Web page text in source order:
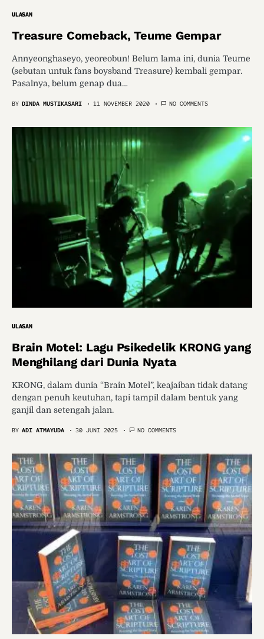
ULASAN
Treasure Comeback, Teume Gempar
Annyeonghaseyo, yeoreobun! Belum lama ini, dunia Teume
(sebutan untuk fans boysband Treasure) kembali gempar.
Pasalnya, belum genap dua…
BY DINDA MUSTIKASARI 11 NOVEMBER 2020 NO COMMENTS
ULASAN
Brain Motel: Lagu Psikedelik KRONG yang
Menghilang dari Dunia Nyata
KRONG, dalam dunia “Brain Motel”, keajaiban tidak datang
dengan penuh keutuhan, tapi tampil dalam bentuk yang
ganjil dan setengah jalan.
BY ADI ATMAYUDA 30 JUNI 2025 NO COMMENTS